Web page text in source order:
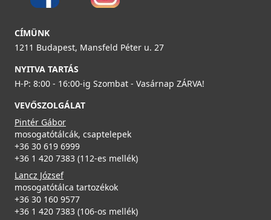
Részletek
rendelhető!
MGKRIO62
99 990 Ft
termék!
ATH040OL
39 990 Ft
ELLECI - Gyümölcsmosó kosár műanyag 418 Fekete
ELLECI - Gránit mosogatótálca Quadra 130 G68
109 990 Ft
ELLECI - Gránit mosogatótálca Quadra 130 G40
LGQ13040
109 990 Ft
CÍMÜNK
1211 Budapest, Mansfeld Péter u. 27
NYITVA TARTÁS
H-P: 8:00 - 16:00-ig Szombat - Vasárnap ZÁRVA!
VEVŐSZOLGÁLAT
Pintér Gábor
mosogatótálcák, csaptelepek
+36 30 619 6999
+36 1 420 7383 (112-es mellék)
Lancz József
mosogatótálca tartozékok
+36 30 160 9577
+36 1 420 7383 (106-os mellék)